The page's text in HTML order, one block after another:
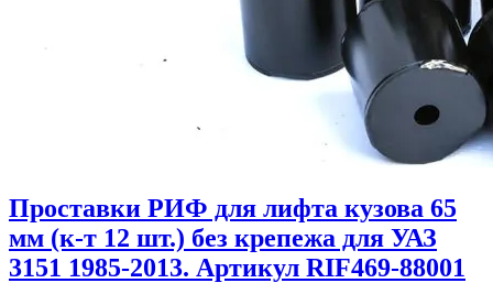
Проставки РИФ для лифта кузова 65
мм (к-т 12 шт.) без крепежа для УАЗ
3151 1985-2013. Артикул RIF469-88001